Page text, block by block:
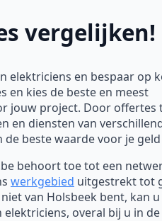
vergelijken!
elektriciens en bespaar op
en kies de beste en meest
jouw project. Door offertes
en diensten van
de beste waarde voor je
behoort toe tot een
werkgebied uitgestrekt tot
van Holsbeek bent, kan
overal bij u in